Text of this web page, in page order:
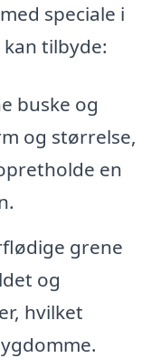
speciale i
tilbyde:
buske og
og størrelse,
en
grene
og
hvilket